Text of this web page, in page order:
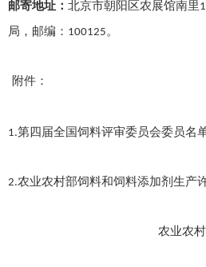
邮寄地址：北京市朝阳区农展馆南里
局，邮编： 100125 。
附件：
1.第四届全国饲料评审委员会委员名
2.农业农村部饲料和饲料添加剂生产
农业农村部畜牧